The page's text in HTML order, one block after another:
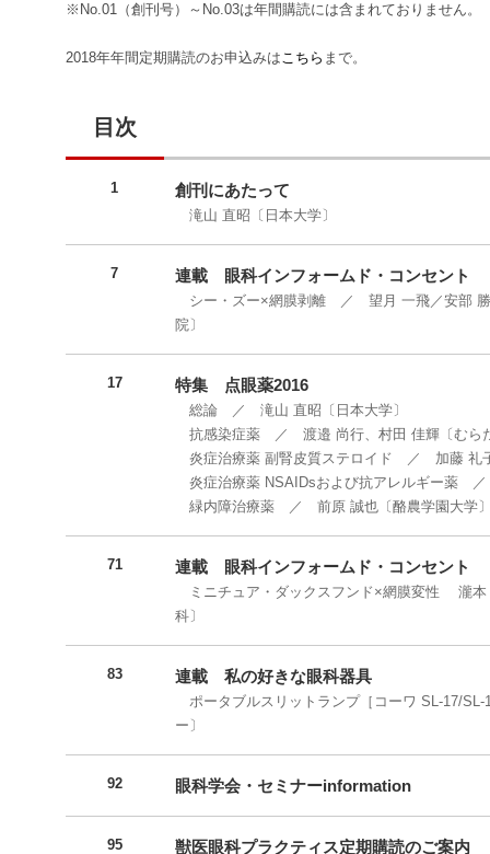
※No.01（創刊号）～No.03は年間購読には含まれておりません。
2018年年間定期購読のお申込みはこちら まで。
目次
1 創刊にあたって
滝山 直昭〔日本大学〕
7 連載 眼科インフォームド・コンセント
シー・ズー×網膜剥離 ／ 望月 一飛／安部 勝
院〕
17 特集 点眼薬2016
総論 ／ 滝山 直昭〔日本大学〕
抗感染症薬 ／ 渡邉 尚行、村田 佳輝〔むら
炎症治療薬 副腎皮質ステロイド ／ 加藤 礼
炎症治療薬 NSAIDsおよび抗アレルギー薬
緑内障治療薬 ／ 前原 誠也〔酪農学園大学
71 連載 眼科インフォームド・コンセント
ミニチュア・ダックスフンド×網膜変性 瀧本
科〕
83 連載 私の好きな眼科器具
ポータブルスリットランプ［コーワ SL-17/
ー〕
92 眼科学会・セミナーinformation
95 獣医眼科プラクティス定期購読のご案内